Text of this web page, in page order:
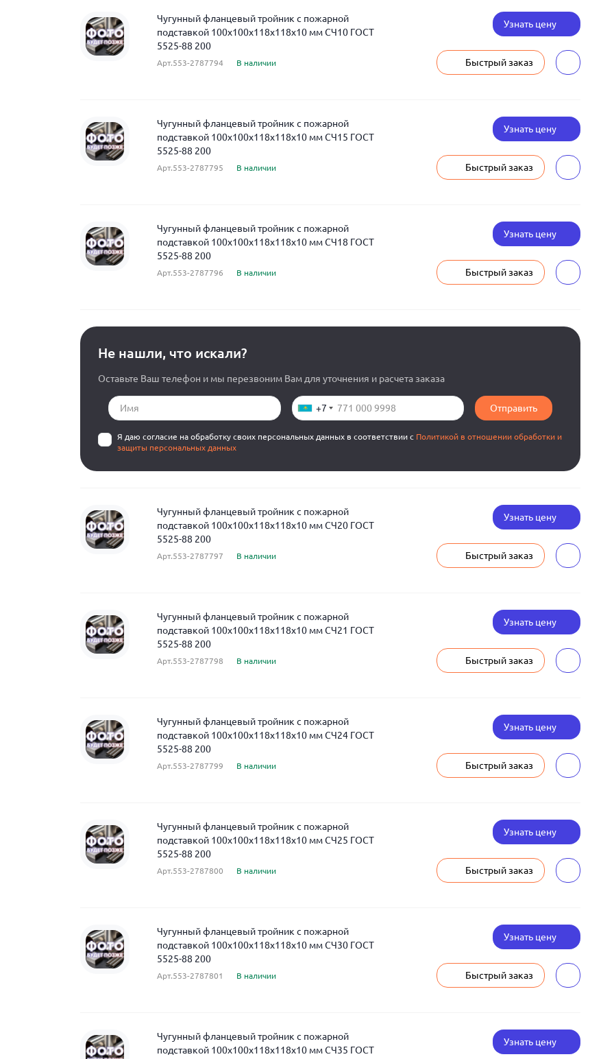
Чугунный фланцевый тройник с пожарной
подставкой 100x100x118x118x10 мм СЧ10 ГОСТ
5525-88 200
Арт.553-2787794 В наличии
Узнать цену
Быстрый заказ
Чугунный фланцевый тройник с пожарной
подставкой 100x100x118x118x10 мм СЧ15 ГОСТ
5525-88 200
Арт.553-2787795 В наличии
Узнать цену
Быстрый заказ
Чугунный фланцевый тройник с пожарной
подставкой 100x100x118x118x10 мм СЧ18 ГОСТ
5525-88 200
Арт.553-2787796 В наличии
Узнать цену
Быстрый заказ
Не нашли, что искали?
Оставьте Ваш телефон и мы перезвоним Вам для уточнения и расчета заказа
+7 Отправить
Я даю согласие на обработку своих персональных данных в соответствии с Политикой в отношении обработки и
защиты персональных данных
Чугунный фланцевый тройник с пожарной
подставкой 100x100x118x118x10 мм СЧ20 ГОСТ
5525-88 200
Арт.553-2787797 В наличии
Узнать цену
Быстрый заказ
Чугунный фланцевый тройник с пожарной
подставкой 100x100x118x118x10 мм СЧ21 ГОСТ
5525-88 200
Арт.553-2787798 В наличии
Узнать цену
Быстрый заказ
Чугунный фланцевый тройник с пожарной
подставкой 100x100x118x118x10 мм СЧ24 ГОСТ
5525-88 200
Арт.553-2787799 В наличии
Узнать цену
Быстрый заказ
Чугунный фланцевый тройник с пожарной
подставкой 100x100x118x118x10 мм СЧ25 ГОСТ
5525-88 200
Арт.553-2787800 В наличии
Узнать цену
Быстрый заказ
Чугунный фланцевый тройник с пожарной
подставкой 100x100x118x118x10 мм СЧ30 ГОСТ
5525-88 200
Арт.553-2787801 В наличии
Узнать цену
Быстрый заказ
Чугунный фланцевый тройник с пожарной
подставкой 100x100x118x118x10 мм СЧ35 ГОСТ
Узнать цену